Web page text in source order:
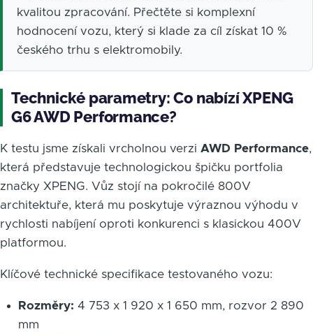
kvalitou zpracování. Přečtěte si komplexní
hodnocení vozu, který si klade za cíl získat 10 %
českého trhu s elektromobily.
Technické parametry: Co nabízí XPENG
G6 AWD Performance?
K testu jsme získali vrcholnou verzi AWD Performance,
která představuje technologickou špičku portfolia
značky XPENG. Vůz stojí na pokročilé 800V
architektuře, která mu poskytuje výraznou výhodu v
rychlosti nabíjení oproti konkurenci s klasickou 400V
platformou.
Klíčové technické specifikace testovaného vozu:
Rozměry: 4 753 x 1 920 x 1 650 mm, rozvor 2 890
mm